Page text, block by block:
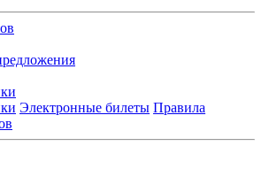
Электронные билеты Правила